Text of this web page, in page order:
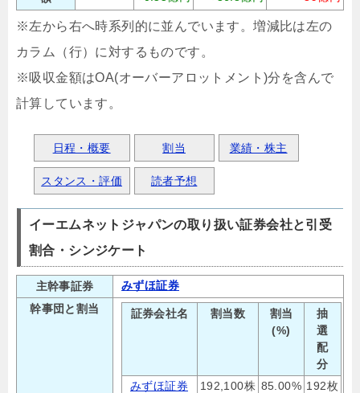
※左から右へ時系列的に並んでいます。増減比は左の
カラム（行）に対するものです。
※吸収金額はOA(オーバーアロットメント)分を含んで
計算しています。
日程・概要 割当 業績・株主
スタンス・評価 読者予想
イーエムネットジャパンの取り扱い証券会社と引受
割合・シンジケート
主幹事証券
みずほ証券
幹事団と割当
証券会社名 割当数
割当
(%)
抽
選
配
分
みずほ証券
192,100株 85.00% 192枚